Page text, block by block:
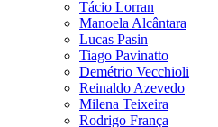
Tácio Lorran
Manoela Alcântara
Lucas Pasin
Tiago Pavinatto
Demétrio Vecchioli
Reinaldo Azevedo
Milena Teixeira
Rodrigo França